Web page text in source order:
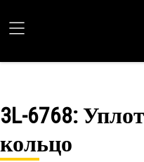
3L-6768:
кольцо